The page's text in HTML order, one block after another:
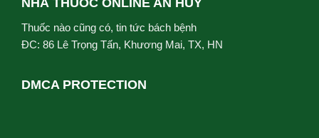
NHÀ THUỐC ONLINE AN HUY
Thuốc nào cũng có, tin tức bách bệnh
ĐC: 86 Lê Trọng Tấn, Khương Mai, TX, HN
DMCA PROTECTION